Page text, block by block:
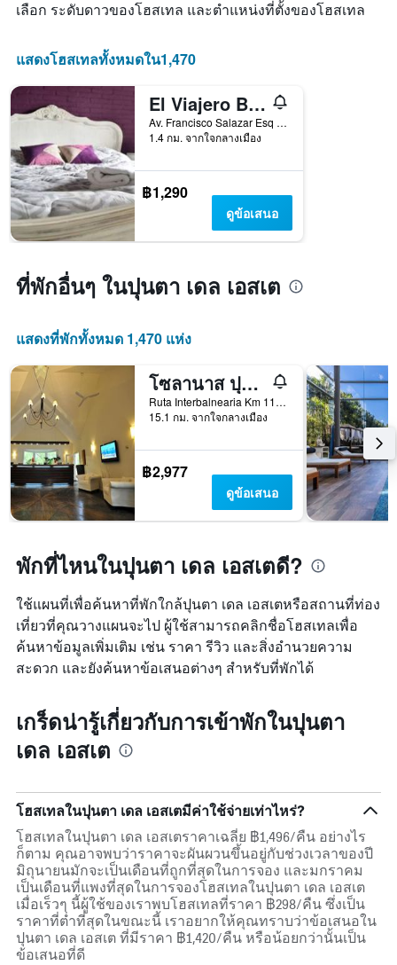
พัก
แกน
แกน
จำนวน
วัน
ก่อน
การ
เข้า
พัก
แผนภูมิ
มี
แกน
Y
แกน
แแส
ราคา
เฉลี่ย
ของ
ห้อง
พัก
เลือก ระดับดาวของโฮสเทล และตำแหน่งที่ตั้งของโฮสเทล
แสดงโฮสเทลทั้งหมดใน1,470
El Viajero Brava Beach Hostel & Suites
Av. Francisco Salazar Esq Av. Charrua Parada 2 Playa Brava, ปุนตา เดล เอสเต, อุรุกวัย
1.4 กม. จากใจกลางเมือง
฿1,290
ดูข้อเสนอ
ที่พักอื่นๆ ในปุนตา เดล เอสเต
แสดงที่พักทั้งหมด 1,470 แห่ง
โซลานาส ปุนตา เดล เอสเต แอนด์ คริสตัล บีช
Ruta Interbalnearia Km 118.5, ปุนตา เดล เอสเต, อุรุกวัย
15.1 กม. จากใจกลางเมือง
฿2,977
ดูข้อเสนอ
พักที่ไหนในปุนตา เดล เอสเตดี?
ใช้แผนที่เพื่อค้นหาที่พักใกล้ปุนตา เดล เอสเตหรือสถานที่ท่อง
เที่ยวที่คุณวางแผนจะไป ผู้ใช้สามารถคลิกชื่อโฮสเทลเพื่อ
ค้นหาข้อมูลเพิ่มเติม เช่น ราคา รีวิว และสิ่งอำนวยความ
สะดวก และยังค้นหาข้อเสนอต่างๆ สำหรับที่พักได้
เกร็ดน่ารู้เกี่ยวกับการเข้าพักในปุนตา
เดล เอสเต
โฮสเทลในปุนตา เดล เอสเตมีค่าใช้จ่ายเท่าไหร่?
โฮสเทลในปุนตา เดล เอสเตราคาเฉลี่ย ฿1,496/คืน อย่างไร
ก็ตาม คุณอาจพบว่าราคาจะผันผวนขึ้นอยู่กับช่วงเวลาของปี
มิถุนายนมักจะเป็นเดือนที่ถูกที่สุดในการจอง และมกราคม
เป็นเดือนที่แพงที่สุดในการจองโฮสเทลในปุนตา เดล เอสเต
เมื่อเร็วๆ นี้ผู้ใช้ของเราพบโฮสเทลที่ราคา ฿298/คืน ซึ่งเป็น
ราคาที่ต่ำที่สุดในขณะนี้ เราอยากให้คุณทราบว่าข้อเสนอใน
ปุนตา เดล เอสเต ที่มีราคา ฿1,420/คืน หรือน้อยกว่านั้นเป็น
ข้อเสนอที่ดี